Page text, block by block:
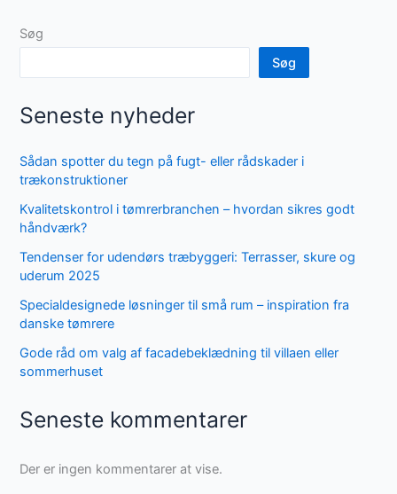
Søg
Søg
Seneste nyheder
Sådan spotter du tegn på fugt- eller rådskader i
trækonstruktioner
Kvalitetskontrol i tømrerbranchen – hvordan sikres godt
håndværk?
Tendenser for udendørs træbyggeri: Terrasser, skure og
uderum 2025
Specialdesignede løsninger til små rum – inspiration fra
danske tømrere
Gode råd om valg af facadebeklædning til villaen eller
sommerhuset
Seneste kommentarer
Der er ingen kommentarer at vise.